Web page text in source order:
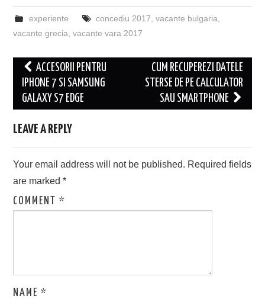
experiente concediu 2017 vacante bulgaria
vacante grecia ,vacante vara 2017
Post
navigation
ACCESORII PENTRU
IPHONE 7 SI SAMSUNG
GALAXY S7 EDGE
CUM RECUPEREZI DATELE
STERSE DE PE CALCULATOR
SAU SMARTPHONE
LEAVE A REPLY
Your email address will not be published. Required fields
are marked*
COMMENT*
NAME*